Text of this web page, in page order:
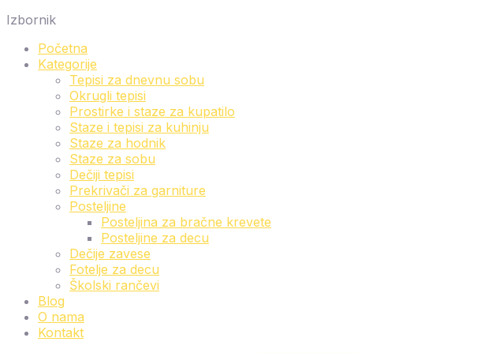
Izbornik
Početna
Kategorije
Tepisi za dnevnu sobu
Okrugli tepisi
Prostirke i staze za kupatilo
Staze i tepisi za kuhinju
Staze za hodnik
Staze za sobu
Dečiji tepisi
Prekrivači za garniture
Posteljine
Posteljina za bračne krevete
Posteljine za decu
Dečije zavese
Fotelje za decu
Školski rančevi
Blog
O nama
Kontakt